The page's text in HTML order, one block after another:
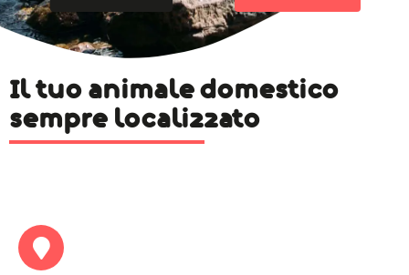
Il tuo animale domestico
sempre localizzato